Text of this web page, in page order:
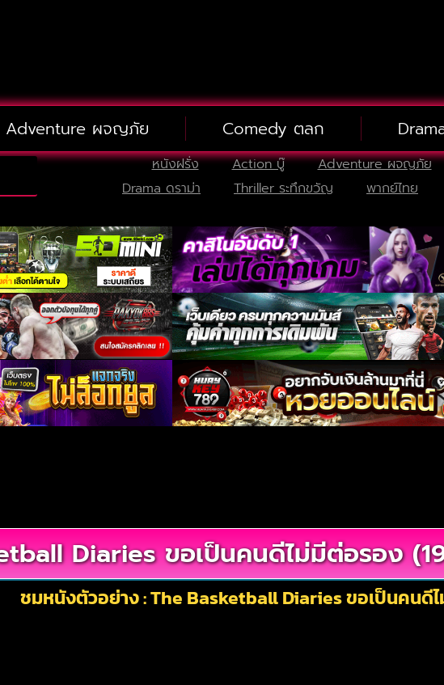
Adventure ผจญภัย Comedy ตลก
หนังฝรั่ง Action บู๊ Adventure ผจญภัย
Drama ดราม่า
Thriller ระทึกขวัญ พากย์ไทย
Diaries ขอเป็นคนดีไม่มีต่อรอง
ชมหนังตัวอย่าง : The Basketball Diaries ขอเป็นคนดี